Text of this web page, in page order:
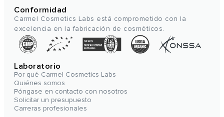
Conformidad
Carmel Cosmetics Labs está comprometido con la
excelencia en la fabricación de cosméticos.
Laboratorio
Por qué Carmel Cosmetics Labs
Quiénes somos
Póngase en contacto con nosotros
Solicitar un presupuesto
Carreras profesionales